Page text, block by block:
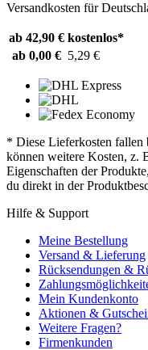
Versandkosten für
ab 42,90 € kostenlos*
ab 0,00 € 5,29 €
* Diese Lieferkosten fallen
können weitere Kosten, z.
Eigenschaften der
du direkt in der
Hilfe & Support
Meine Bestellung
Versand & Lieferung
Rücksendungen &
Mein Kundenkonto
Aktionen &
Weitere Fragen?
Firmenkunden